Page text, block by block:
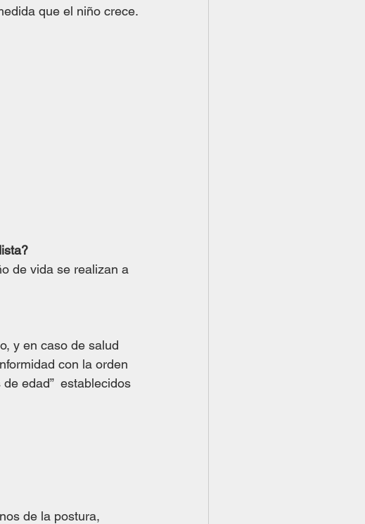
que el niño crece.
de vida se realizan a
y en caso de salud
con la orden
edad”  establecidos
de la postura,